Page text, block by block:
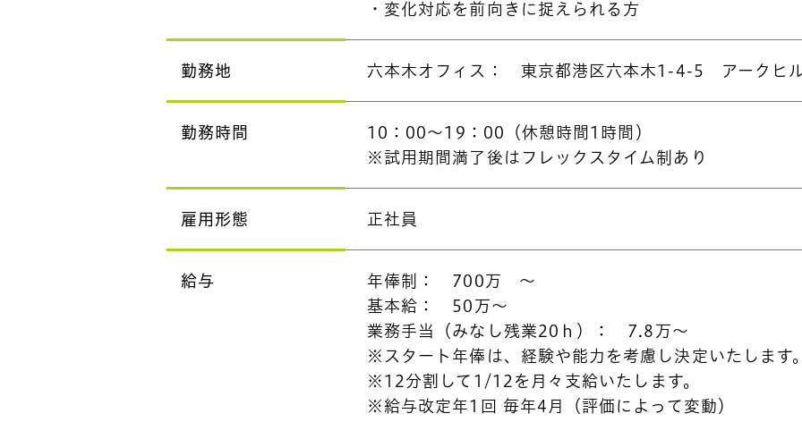
・変化対応を前向きに捉えられる方
勤務地 六本木オフィス： 東京都港区六本木1-4-5 アークヒ
勤務時間
10：00～19：00（休憩時間1時間）
※試用期間満了後はフレックスタイム制あり
雇用形態 正社員
給与
年俸制： 700万 ～
基本給： 50万～
業務手当（みなし残業20ｈ）： 7.8万～
※スタート年俸は、経験や能力を考慮し決定いたします
※12分割して1/12を月々支給いたします。
※給与改定年1回 毎年4月（評価によって変動）